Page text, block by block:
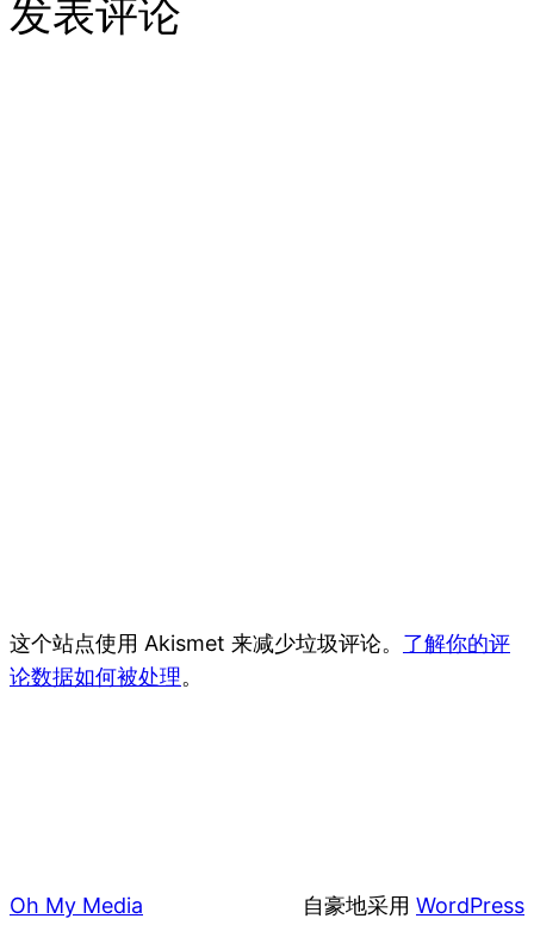
发表评论
这个站点使用 Akismet 来减少垃圾评论。 了解你的评
论数据如何被处理。
Oh My Media 自豪地采用 WordPress